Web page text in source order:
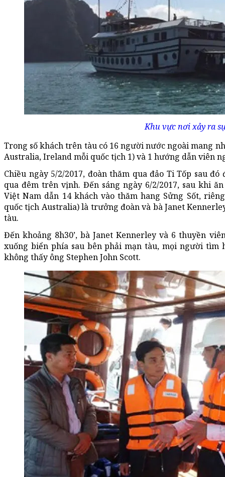
Khu vực nơi xảy ra
Trong số khách trên tàu có 16 người nước ngoài mang
Australia, Ireland mỗi quốc tịch 1) và 1 hướng dẫn viên
Chiều ngày 5/2/2017, đoàn thăm qua đảo Ti Tốp sau
qua đêm trên vịnh. Đến sáng ngày 6/2/2017, sau khi
Việt Nam dẫn 14 khách vào thăm hang Sửng Sốt,
quốc tịch Australia) là trưởng đoàn và bà Janet
tàu.
Đến khoảng 8h30’, bà Janet Kennerley và 6 thuyền
xuống biển phía sau bên phải mạn tàu, mọi người
không thấy ông Stephen John Scott.